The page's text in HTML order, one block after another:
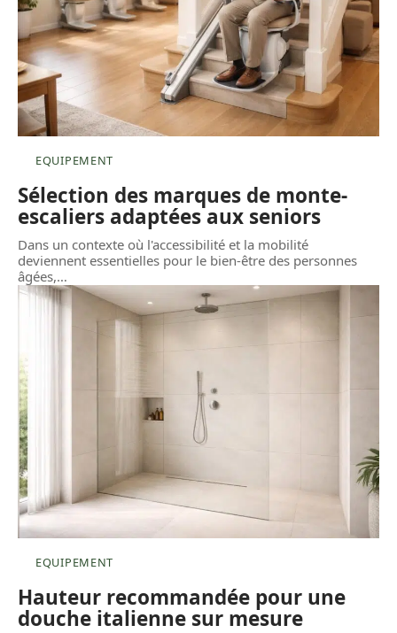
EQUIPEMENT
Sélection des marques de monte-
escaliers adaptées aux seniors
Dans un contexte où l'accessibilité et la mobilité
deviennent essentielles pour le bien-être des personnes
âgées,…
EQUIPEMENT
Hauteur recommandée pour une
douche italienne sur mesure